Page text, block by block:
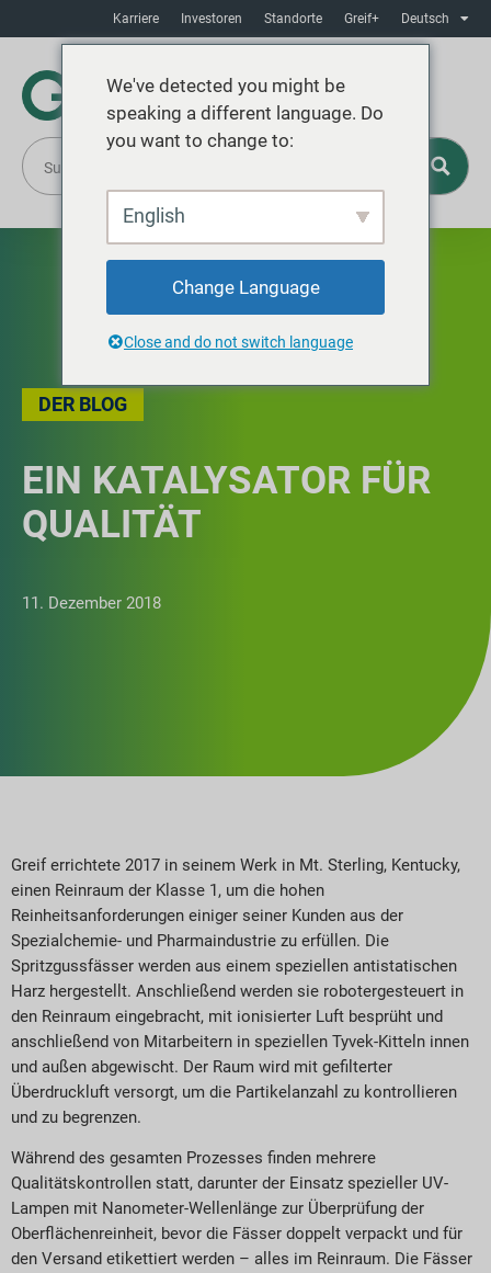
Karriere Investoren Standorte Greif+ Deutsch
DER BLOG
EIN KATALYSATOR FÜR
QUALITÄT
11. Dezember 2018
Greif errichtete 2017 in seinem Werk in Mt. Sterling, Kentucky,
einen Reinraum der Klasse 1, um die hohen
Reinheitsanforderungen einiger seiner Kunden aus der
Spezialchemie- und Pharmaindustrie zu erfüllen. Die
Spritzgussfässer werden aus einem speziellen antistatischen
Harz hergestellt. Anschließend werden sie robotergesteuert in
den Reinraum eingebracht, mit ionisierter Luft besprüht und
anschließend von Mitarbeitern in speziellen Tyvek-Kitteln innen
und außen abgewischt. Der Raum wird mit gefilterter
Überdruckluft versorgt, um die Partikelanzahl zu kontrollieren
und zu begrenzen.
Während des gesamten Prozesses finden mehrere
Qualitätskontrollen statt, darunter der Einsatz spezieller UV-
Lampen mit Nanometer-Wellenlänge zur Überprüfung der
Oberflächenreinheit, bevor die Fässer doppelt verpackt und für
den Versand etikettiert werden – alles im Reinraum. Die Fässer
We've detected you might be
speaking a different language. Do
you want to change to:
English
Change Language
Close and do not switch language